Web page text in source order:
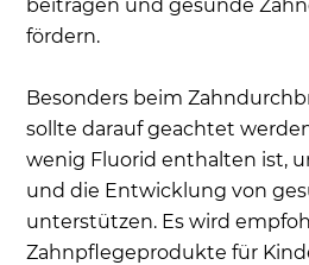
beitragen und gesunde
fördern.
Besonders beim
sollte darauf geachtet
wenig Fluorid enthalten ist,
und die Entwicklung von
unterstützen. Es wird
Zahnpflegeprodukte für